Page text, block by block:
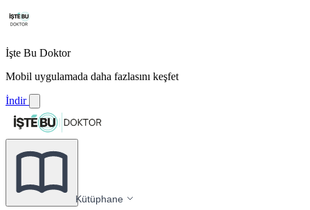
İşte Bu Doktor
Mobil uygulamada daha fazlasını keşfet
İndir
Kütüphane